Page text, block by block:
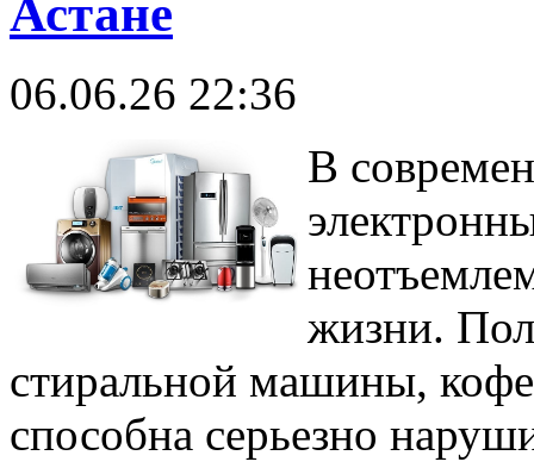
Астане
06.06.26 22:36
В
жизни.
стиральной машины,
способна серьезно